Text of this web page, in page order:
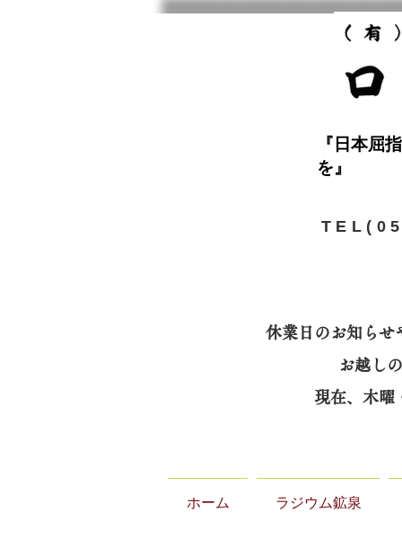
『日本屈
を』
休業日のお知らせ
お越し
現在、木曜
ホーム ラジウム鉱泉